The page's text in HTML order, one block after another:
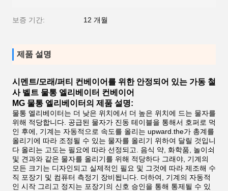
보증 기간: 12 개월
제품 설명
시멘트/모래/퍼티 컨베이어를 위한 안정되어 있는 가동 철
사 벨트 물통 엘리베이터 컨베이어
MG 물통 엘리베이터의 제품 설명:
물통 엘리베이터는 더 낮은 위치에서 더 높은 위치에 드는 물자를
위해 적당합니다. 공급된 물자가 진동 테이블을 통해서 호퍼로 먹
인 후에, 기계는 자동적으로 속도를 올리는 upward.the가 총계를
올리기에 따라 조정될 수 있는 물자를 올리기 위하여 달릴 것입니
다 올리는 고도는 필요에 따라 선정되고. 음식 약, 화학품, 놀이쇠
및 견과와 같은 물자를 올리기를 위해 적당하다 그래야, 기계의
모든 크기는 디자인되고 실제적인 필요 및 그것에 따라 제조해 수
직 포장기 및 컴퓨터 측정기 장비됩니다. 더하여, 기계의 자동적
인 시작 그리고 정지는 포장기의 신호 승인을 통해 통제될 수 있